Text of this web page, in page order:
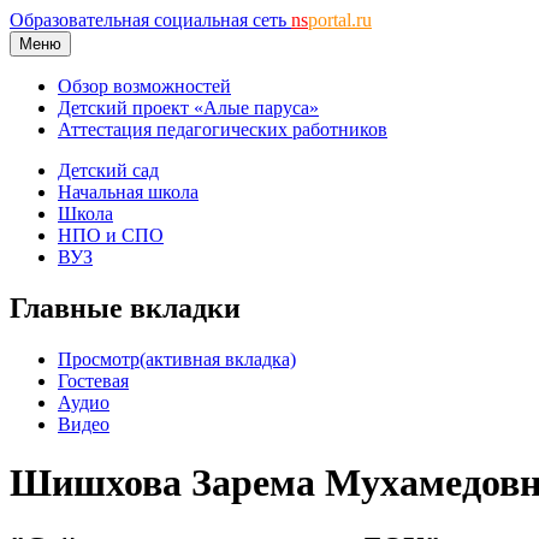
Образовательная социальная сеть nsportal.ru
Меню
Обзор возможностей
Детский проект «Алые паруса»
Аттестация педагогических работников
Детский сад
Начальная школа
Школа
НПО и СПО
ВУЗ
Главные вкладки
Просмотр(активная вкладка)
Гостевая
Аудио
Видео
Шишхова Зарема